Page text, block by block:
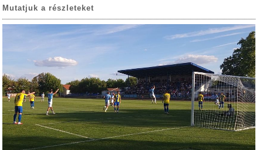
Mutatjuk a részleteket